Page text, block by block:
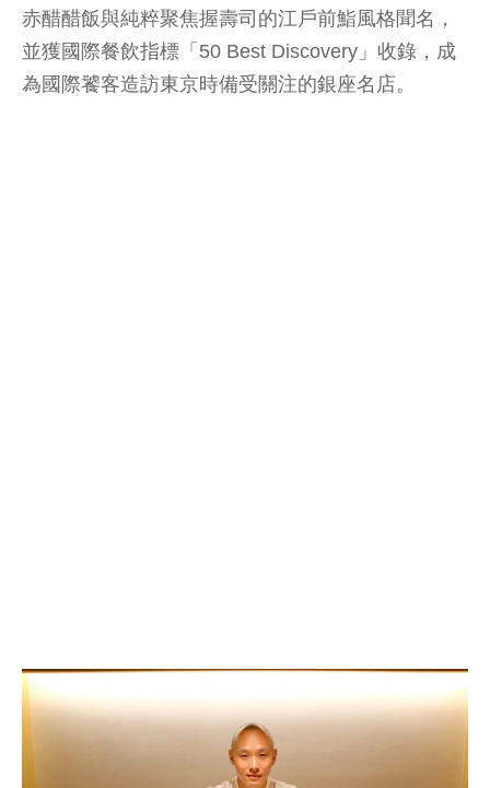
赤醋醋飯與純粹聚焦握壽司的江戶前鮨風格聞名，
並獲國際餐飲指標「50 Best Discovery」收錄，成
為國際饕客造訪東京時備受關注的銀座名店。